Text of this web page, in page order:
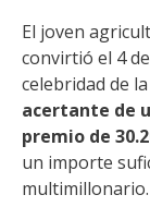
El joven
convirtió el 4
celebridad de
acertante de
premio de
un importe